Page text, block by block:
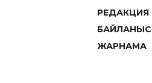
РЕДАКЦИЯ
ЖАРНАМА